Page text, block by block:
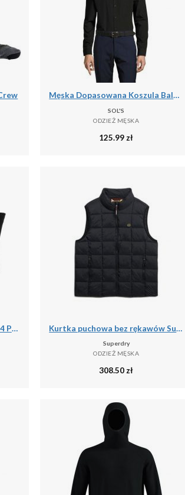
Męska Dopasowana Koszula Baltimore
SOL'S
ODZIEŻ MĘSKA
125.99 zł
Męskie Skarpety Termiczne - 4 Pary - Czarne Kurtka puchowa bez rękawów Superdry Fuji Lite
Superdry
ODZIEŻ MĘSKA
308.50 zł